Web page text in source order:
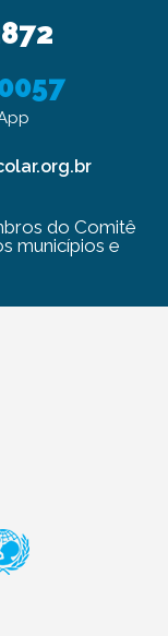
do Comitê
municípios e